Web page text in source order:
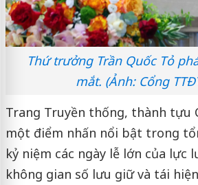
Thứ trưởng Trần Quốc Tỏ
mắt. (Ảnh: Cổng
Trang Truyền thống, thành tựu
một điểm nhấn nổi bật trong
kỷ niệm các ngày lễ lớn của lực
không gian số lưu giữ và tái